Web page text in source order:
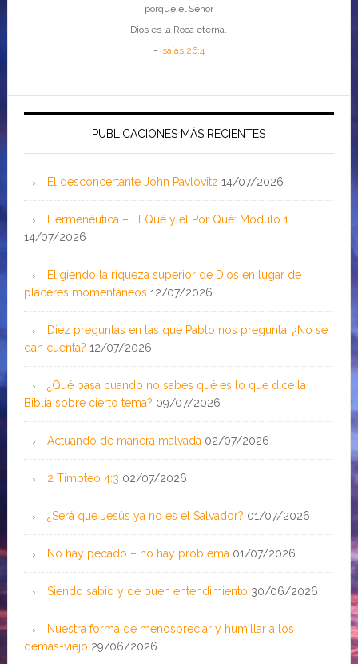
porque el Señor
Dios es la Roca eterna.
- Isaías 26:4
PUBLICACIONES MÁS RECIENTES
El desconcertante John Pavlovitz 14/07/2026
Hermenéutica – El Qué y el Por Qué: Módulo 1
14/07/2026
Eligiendo la riqueza superior de Dios en lugar de
placeres momentáneos 12/07/2026
Diez preguntas en las que Pablo nos pregunta: ¿No se
dan cuenta? 12/07/2026
¿Qué pasa cuando no sabes qué es lo que dice la
Biblia sobre cierto tema? 09/07/2026
Actuando de manera malvada 02/07/2026
2 Timoteo 4:3 02/07/2026
¿Será que Jesús ya no es el Salvador? 01/07/2026
No hay pecado – no hay problema 01/07/2026
Siendo sabio y de buen entendimiento 30/06/2026
Nuestra forma de menospreciar y humillar a los
demás-viejo 29/06/2026